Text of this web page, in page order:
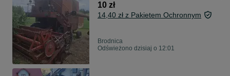
10 zł
14,40 zł z Pakietem Ochronnym
Brodnica
Odświeżono dzisiaj o 12:01